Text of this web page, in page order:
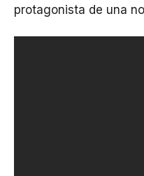
protagonista de una